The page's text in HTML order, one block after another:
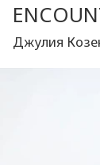
Джулия